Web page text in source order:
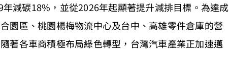
減碳18%，並從2026年起顯著提升減排目標。為達成
園區、桃園楊梅物流中心及台中、高雄零件倉庫的營
著各車商積極布局綠色轉型，台灣汽車產業正加速邁